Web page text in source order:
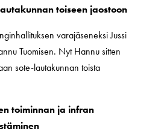
toiseen jaostoon
varajäseneksi Jussi
Tuomisen. Nyt Hannu sitten
sote-lautakunnan toista
toiminnan ja infran